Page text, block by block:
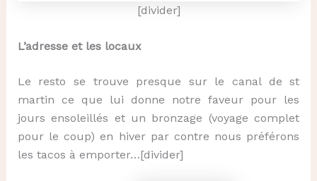
[divider]
L’adresse et les locaux
Le resto se trouve presque sur le canal de st
martin ce que lui donne notre faveur pour les
jours ensoleillés et un bronzage (voyage complet
pour le coup) en hiver par contre nous préférons
les tacos à emporter…[divider]